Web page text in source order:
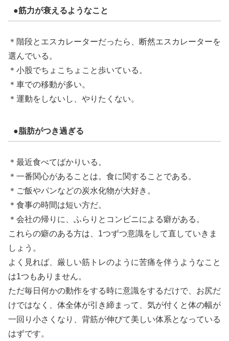
●筋力が衰えるようなこと
＊階段とエスカレーターだったら、断然エスカレーターを
選んでいる。
＊小股でちょこちょこと歩いている。
＊車での移動が多い。
＊運動をしないし、やりたくない。
●脂肪がつき過ぎる
＊最近食べてばかりいる。
＊一番関心があることは。食に関することである。
＊ご飯やパンなどの炭水化物が大好き。
＊食事の時間は短い方だ。
＊会社の帰りに、ふらりとコンビニによる癖がある。
これらの癖のある方は、1つずつ意識をして直していきま
しょう。
よく見れば、厳しい筋トレのように苦痛を伴うようなこと
は1つもありません。
ただ毎日何かの動作をする時に意識をするだけで、お尻だ
けではなく、体全体が引き締まって、気が付くと体の幅が
一回り小さくなり、背筋が伸びて美しい体系となっている
はずです。